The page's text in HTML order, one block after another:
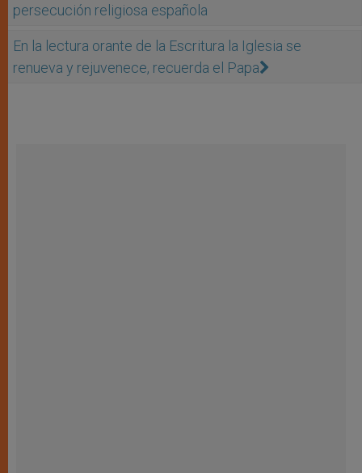
persecución religiosa española
En la lectura orante de la Escritura la Iglesia se
renueva y rejuvenece, recuerda el Papa